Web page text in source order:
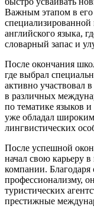
Важным этапом в его
английского языка,
словарный запас и
После окончания
где выбрал
активно участвовал
в различных
по тематике языков
уже обладал
лингвистических
После успешной
начал свою карьеру в
компании.
профессионализму,
туристических
престижные